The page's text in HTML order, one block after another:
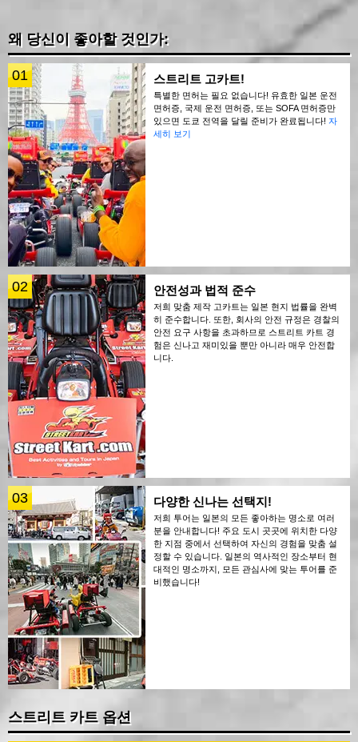
왜 당신이 좋아할 것인가:
01 스트리트 고카트!
특별한 면허는 필요 없습니다! 유효한 일본 운전
면허증, 국제 운전 면허증, 또는 SOFA 면허증만
있으면 도쿄 전역을 달릴 준비가 완료됩니다! 자
세히 보기
02 안전성과 법적 준수
저희 맞춤 제작 고카트는 일본 현지 법률을 완벽
히 준수합니다. 또한, 회사의 안전 규정은 경찰의
안전 요구 사항을 초과하므로 스트리트 카트 경
험은 신나고 재미있을 뿐만 아니라 매우 안전합
니다.
03 다양한 신나는 선택지!
저희 투어는 일본의 모든 좋아하는 명소로 여러
분을 안내합니다! 주요 도시 곳곳에 위치한 다양
한 지점 중에서 선택하여 자신의 경험을 맞춤 설
정할 수 있습니다. 일본의 역사적인 장소부터 현
대적인 명소까지, 모든 관심사에 맞는 투어를 준
비했습니다!
스트리트 카트 옵션